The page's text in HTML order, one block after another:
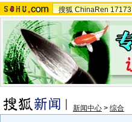
搜狐 ChinaRen 17173
新闻中心 > 综合